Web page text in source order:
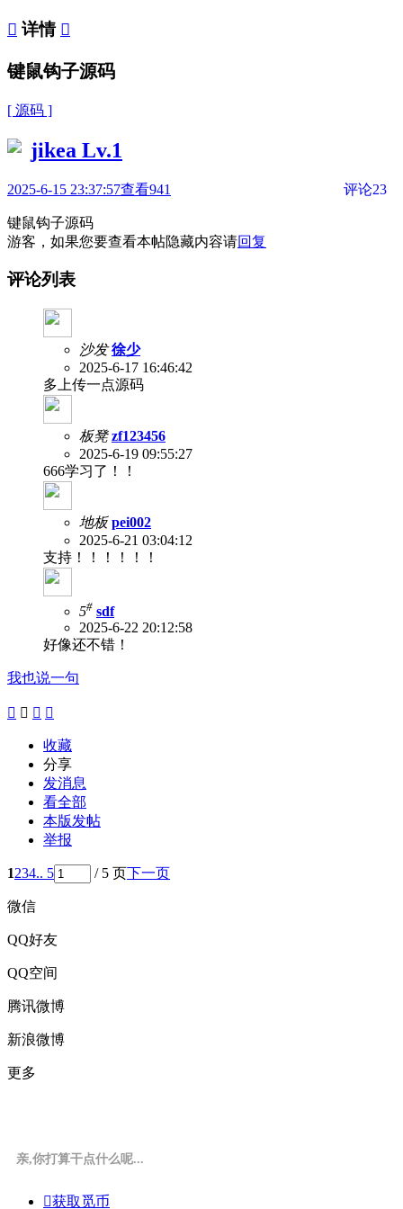
 详情 
键鼠钩子源码
[ 源码 ]
jikea Lv.1
2025-6-15 23:37:57查看941 评论23
键鼠钩子源码
游客，如果您要查看本帖隐藏内容请回复
评论列表
沙发 徐少
2025-6-17 16:46:42
多上传一点源码
板凳 zf123456
2025-6-19 09:55:27
666学习了！！
地板 pei002
2025-6-21 03:04:12
支持！！！！！！
5# sdf
2025-6-22 20:12:58
好像还不错！
我也说一句
   
收藏
分享
发消息
看全部
本版发帖
举报
1234.. 5 / 5 页下一页
微信
QQ好友
QQ空间
腾讯微博
新浪微博
更多
亲,你打算干点什么呢...
获取觅币